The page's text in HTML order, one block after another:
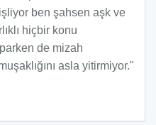
ben şahsen aşk ve
hiçbir konu
de mizah
asla yitirmiyor."